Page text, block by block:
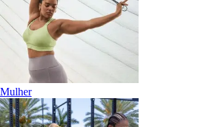
Mulher